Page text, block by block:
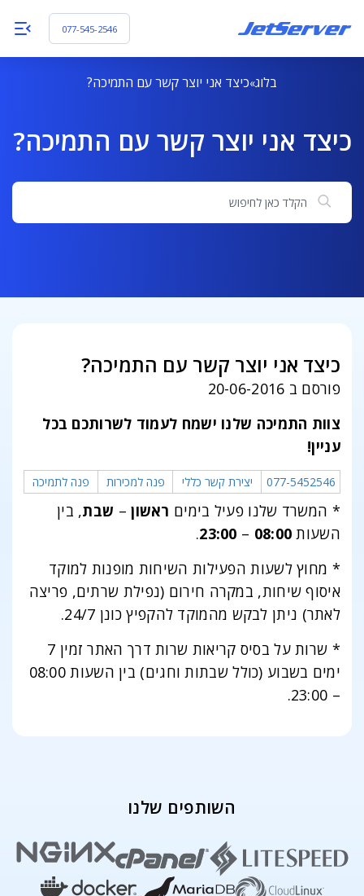
077-545-2546
בלוג כיצד אני יוצר קשר עם התמיכה?
כיצד אני יוצר קשר עם התמיכה?
חיפוש
כיצד אני יוצר קשר עם התמיכה?
פורסם ב 20-06-2016
צוות התמיכה שלנו ישמח לעמוד לשרותכם בכל
עניין!
077-5452546 יצירת קשר כללי פנה למכירות פנה לתמיכה
* המשרד שלנו פעיל בימים ראשון– שבת, בין
השעות 08:00
–
23:00
.
* מחוץ לשעות הפעילות השיחות מופנות למוקד
איסוף שיחות, במקרה חירום (נפילת שרתים, פריצה
לאתר) ניתן לבקש מהמוקד להקפיץ כונן 24/7.
* שרות על בסיס קריאות שרות דרך האתר זמין 7
ימים בשבוע (כולל שבתות וחגים) בין השעות 08:00
– 23:00.
השותפים שלנו